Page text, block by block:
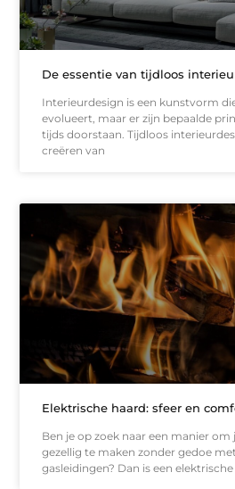
De essentie van tijdloos
Interieurdesign is een kunstvorm
evolueert, maar er zijn bepaalde
tijds doorstaan. Tijdloos
creëren van
Elektrische haard: sfeer en
Ben je op zoek naar een manier
gezellig te maken zonder gedoe
gasleidingen? Dan is een